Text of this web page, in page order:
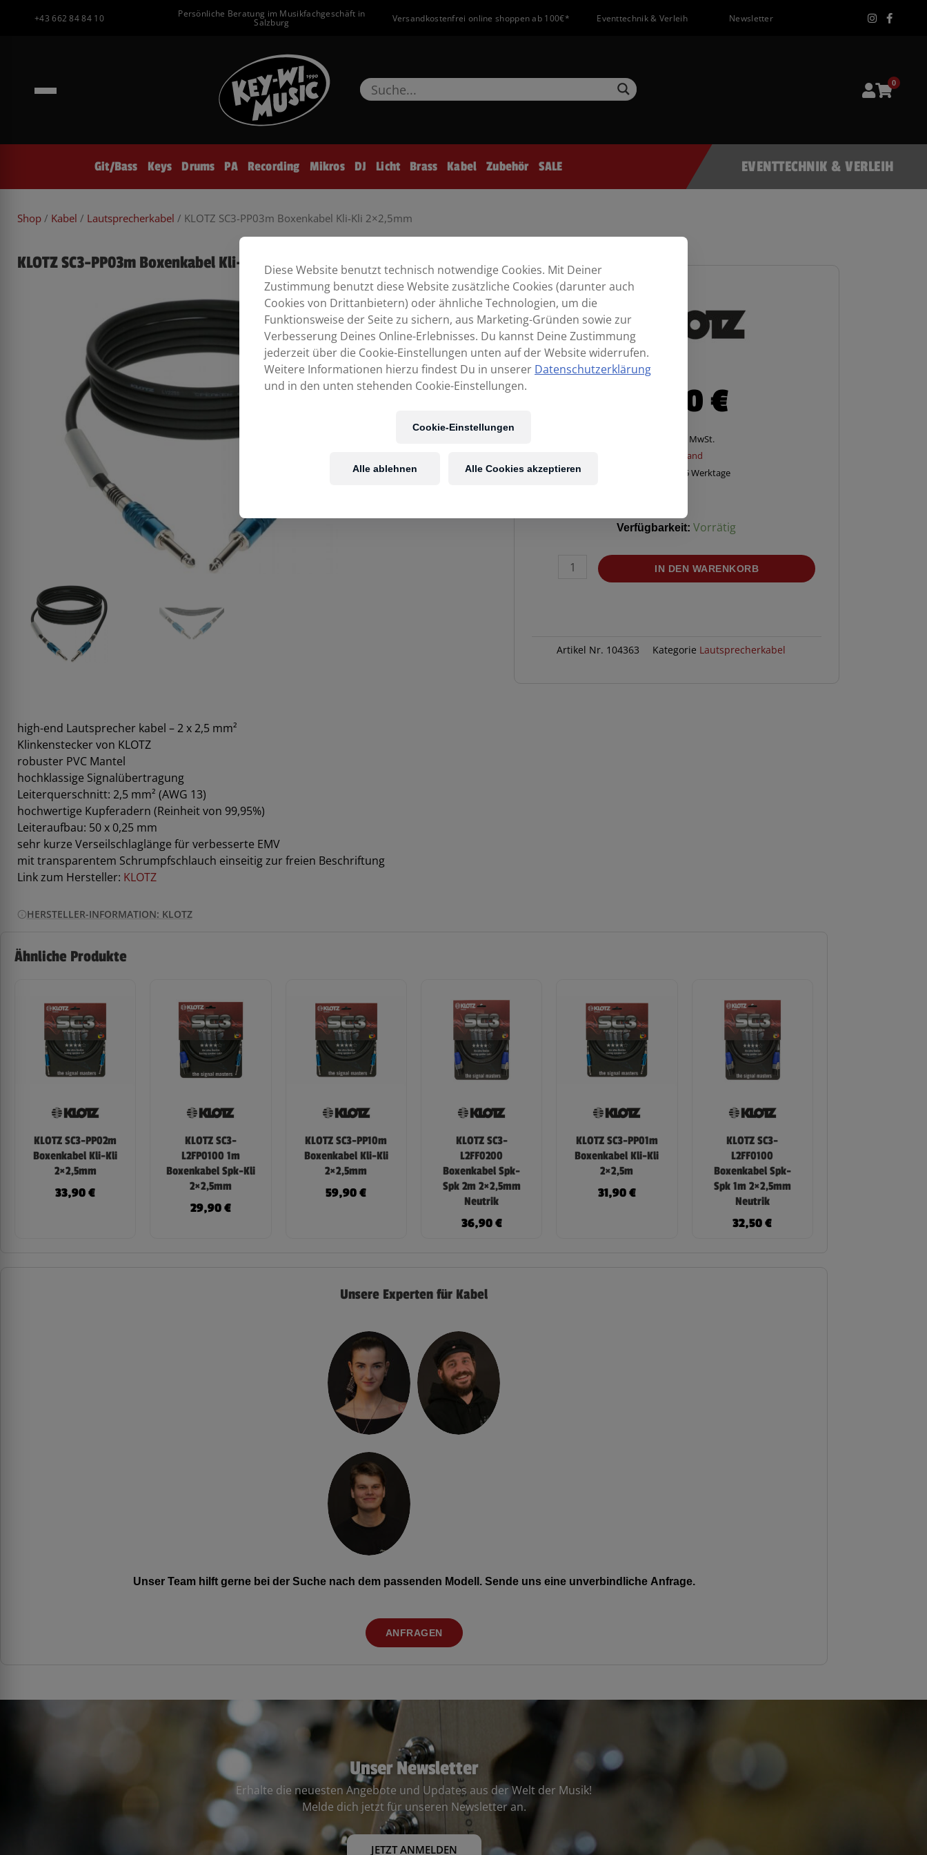
springen+43 662 84 84 10 Persönliche Beratung im Musikfachgeschäft in
Salzburg Versandkostenfrei online shoppen ab 100€* Eventtechnik & Verleih Newsletter
0
Git/Bass Keys Drums PA Recording Mikros DJ Licht Brass Kabel Zubehör SALE EVENTTECHNIK & VERLEIH
Shop / Kabel / Lautsprecherkabel / KLOTZ SC3-PP03m Boxenkabel Kli-Kli 2×2,5mm
KLOTZ SC3-PP03m Boxenkabel Kli-Kli 2×2,5mm
36,90€
Enthält 20% MwSt.
Versand
Lieferzeit: ca. 2-5 Werktage
Verfügbarkeit: Vorrätig
IN DEN WARENKORB
Artikel Nr. 104363 Kategorie Lautsprecherkabel
high-end Lautsprecher kabel – 2 x 2,5 mm²
Klinkenstecker von KLOTZ
robuster PVC Mantel
hochklassige Signalübertragung
Leiterquerschnitt: 2,5 mm² (AWG 13)
hochwertige Kupferadern (Reinheit von 99,95%)
Leiteraufbau: 50 x 0,25 mm
sehr kurze Verseilschlaglänge für verbesserte EMV
mit transparentem Schrumpfschlauch einseitig zur freien Beschriftung
Link zum Hersteller: KLOTZ
HERSTELLER-INFORMATION: KLOTZ
Ähnliche Produkte
KLOTZ SC3-PP02m
Boxenkabel Kli-Kli
2×2,5mm
33,90€
KLOTZ SC3-
L2FP0100 1m
Boxenkabel Spk-Kli
2×2,5mm
29,90€
KLOTZ SC3-PP10m
Boxenkabel Kli-Kli
2×2,5mm
59,90€
KLOTZ SC3-
L2FF0200
Boxenkabel Spk-
Spk 2m 2×2,5mm
Neutrik
36,90€
KLOTZ SC3-PP01m
Boxenkabel Kli-Kli
2×2,5m
31,90€
KLOTZ SC3-
L2FF0100
Boxenkabel Spk-
Spk 1m 2×2,5mm
Neutrik
32,50€
Unsere Experten für Kabel
Unser Team hilft gerne bei der Suche nach dem passenden Modell. Sende uns eine unverbindliche Anfrage.
ANFRAGEN
Unser Newsletter
Erhalte die neuesten Angebote und Updates aus der Welt der Musik!
Melde dich jetzt für unseren Newsletter an.
JETZT ANMELDEN
Diese Website benutzt technisch notwendige Cookies. Mit Deiner
Zustimmung benutzt diese Website zusätzliche Cookies (darunter auch
Cookies von Drittanbietern) oder ähnliche Technologien, um die
Funktionsweise der Seite zu sichern, aus Marketing-Gründen sowie zur
Verbesserung Deines Online-Erlebnisses. Du kannst Deine Zustimmung
jederzeit über die Cookie-Einstellungen unten auf der Website widerrufen.
Weitere Informationen hierzu findest Du in unserer Datenschutzerklärung
und in den unten stehenden Cookie-Einstellungen.
Cookie-Einstellungen
Alle ablehnen Alle Cookies akzeptieren